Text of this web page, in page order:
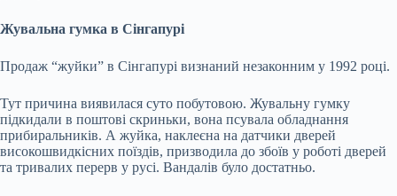
Жувальна гумка в Сінгапурі
Продаж “жуйки” в Сінгапурі визнаний незаконним у 1992 році.
Тут причина виявилася суто побутовою. Жувальну гумку
підкидали в поштові скриньки, вона псувала обладнання
прибиральників. А жуйка, наклеєна на датчики дверей
високошвидкісних поїздів, призводила до збоїв у роботі дверей
та тривалих перерв у русі. Вандалів було достатньо.